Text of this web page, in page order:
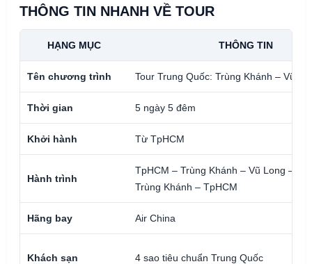
THÔNG TIN NHANH VỀ TOUR
HẠNG MỤC THÔNG TIN
Tên chương trình Tour Trung Quốc: Trùng Khánh – Vũ
Thời gian 5 ngày 5 đêm
Khởi hành Từ TpHCM
Hành trình
TpHCM – Trùng Khánh – Vũ Long –
Trùng Khánh – TpHCM
Hãng bay Air China
Khách sạn 4 sao tiêu chuẩn Trung Quốc